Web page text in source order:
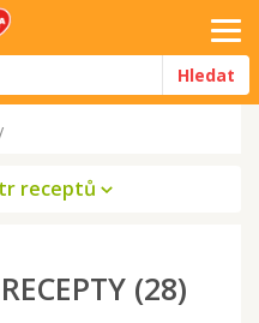
Hledat
receptů
(28)